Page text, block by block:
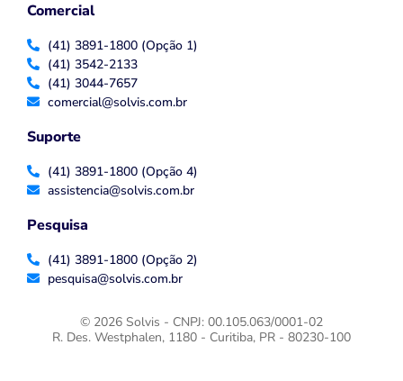
Comercial
(41) 3891-1800 (Opção 1)
(41) 3542-2133
(41) 3044-7657
comercial@solvis.com.br
Suporte
(41) 3891-1800 (Opção 4)
assistencia@solvis.com.br
Pesquisa
(41) 3891-1800 (Opção 2)
pesquisa@solvis.com.br
© 2026 Solvis - CNPJ: 00.105.063/0001-02
R. Des. Westphalen, 1180 - Curitiba, PR - 80230-100